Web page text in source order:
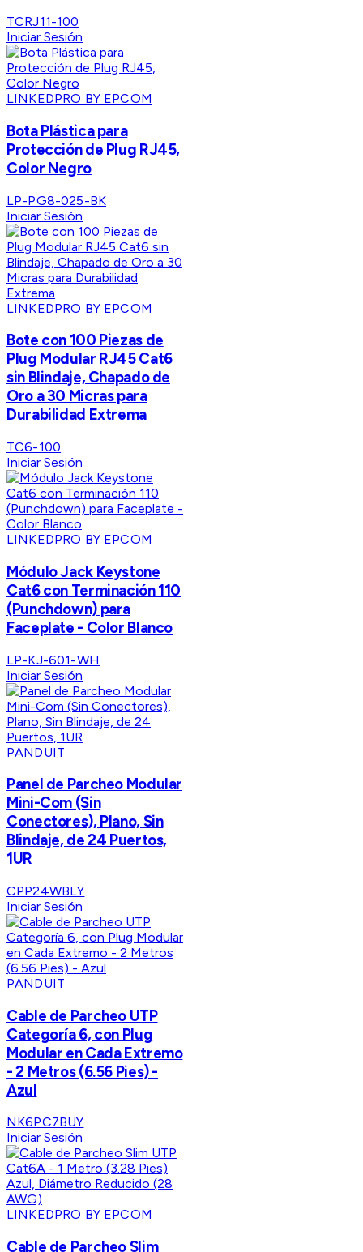
TCRJ11-100
Iniciar Sesión
LINKEDPRO BY EPCOM
Bota Plástica para
Protección de Plug RJ45,
Color Negro
LP-PG8-025-BK
Iniciar Sesión
LINKEDPRO BY EPCOM
Bote con 100 Piezas de
Plug Modular RJ45 Cat6
sin Blindaje, Chapado de
Oro a 30 Micras para
Durabilidad Extrema
TC6-100
Iniciar Sesión
LINKEDPRO BY EPCOM
Módulo Jack Keystone
Cat6 con Terminación 110
(Punchdown) para
Faceplate - Color Blanco
LP-KJ-601-WH
Iniciar Sesión
PANDUIT
Panel de Parcheo Modular
Mini-Com (Sin
Conectores), Plano, Sin
Blindaje, de 24 Puertos,
1UR
CPP24WBLY
Iniciar Sesión
PANDUIT
Cable de Parcheo UTP
Categoría 6, con Plug
Modular en Cada Extremo
- 2 Metros (6.56 Pies) -
Azul
NK6PC7BUY
Iniciar Sesión
LINKEDPRO BY EPCOM
Cable de Parcheo Slim